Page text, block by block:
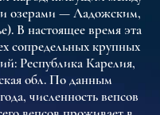
озерами — Ладожским,
В настоящее время эта
сопредельных крупных
Республика Карелия,
обл. По данным
численность вепсов